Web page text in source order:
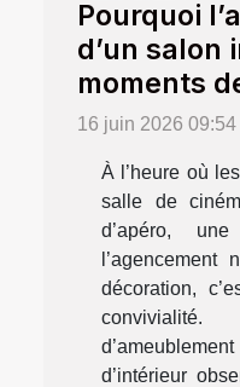
Pourquoi
d’un salon
moments
16 juin 2026 09:54
À l’heure où
salle de
d’apéro,
décoration,
d’intérieur